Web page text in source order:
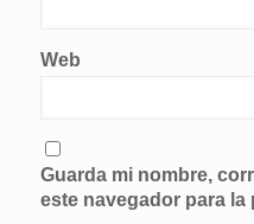
Web
Guarda mi nombre,
este navegador para la